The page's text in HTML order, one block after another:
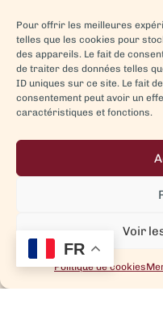
Pour offrir les meilleures
telles que les cookies pour
des appareils. Le fait de
de traiter des données telles
ID uniques sur ce site. Le fait
consentement peut avoir un
caractéristiques et fonctions.
Voir
Politique de cookies
FR